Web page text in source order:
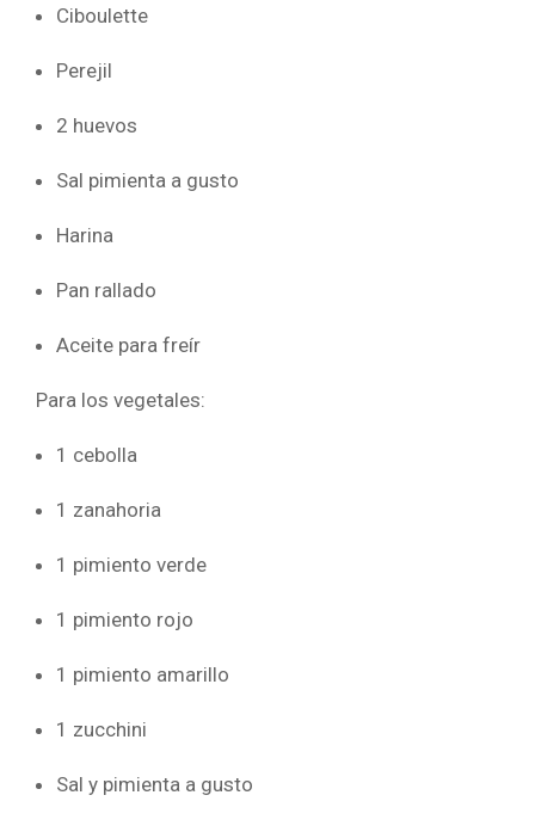
Ciboulette
Perejil
2 huevos
Sal pimienta a gusto
Harina
Pan rallado
Aceite para freír
Para los vegetales:
1 cebolla
1 zanahoria
1 pimiento verde
1 pimiento rojo
1 pimiento amarillo
1 zucchini
Sal y pimienta a gusto